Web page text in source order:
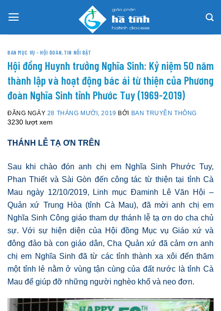
BAN MỤC VỤ - HỘI ĐOÀN,TIN NỔI BẬT
Hội đồng Huynh trưởng Nghĩa Sinh: Kỷ niệm 50 năm
thành lập và hoạt động bác ái từ thiện của Phương
đoàn Nghĩa Sinh tỉnh Phước Tuy (1969-2019)
ĐĂNG NGÀY 28 THÁNG MƯỜI, 2019 BỞI BAN TRUYỀN THÔNG
3230 lượt xem
THÁNH LỄ TẠ ƠN TRÊN
Sau khi chào đón anh chị em Nghĩa Sinh Phước Tuy,
Phan Thiết và Sài Gòn đến công tác từ thiện tại tỉnh Cà
Mau ngày 12/10/2019, Linh mục Đaminh Lê Văn Hội –
Quản xứ Trung Hòa (tỉnh Cà Mau), đã mời anh chị em
Nghĩa Sinh Công giáo tham dự thánh lễ tạ ơn do cha chủ
sự. Với sự hiện diện của Hội đồng Mục vụ Giáo xứ và
đông đảo bà con giáo dân, Cha Quản xứ đã cảm ơn anh
chị em Nghĩa Sinh đã từ các tỉnh thành xa xôi đến thăm
một tỉnh lẻ nằm ở vùng tận cùng của đất nước là tỉnh Cà
Mau để giúp đỡ những người nghèo khổ và neo đơn.